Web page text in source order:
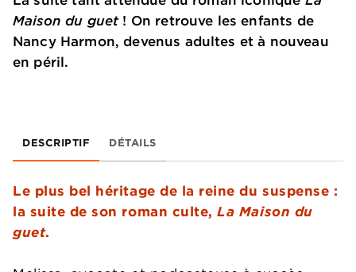
Maison du guet! On retrouve les enfants de
Nancy Harmon, devenus adultes et à nouveau
en péril.
DESCRIPTIF DÉTAILS
Le plus bel héritage de la reine du suspense :
la suite de son roman culte,La Maison du
guet.